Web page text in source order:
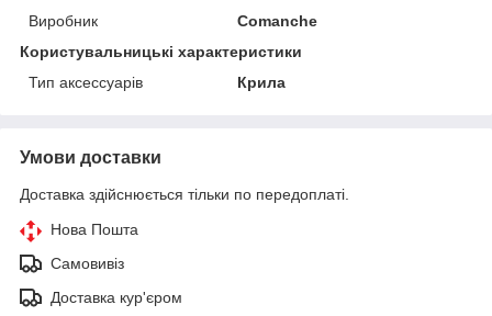
Виробник
Comanche
Користувальницькі характеристики
Тип аксессуарів
Крила
Умови доставки
Доставка здійснюється тільки по передоплаті.
Нова Пошта
Самовивіз
Доставка кур'єром